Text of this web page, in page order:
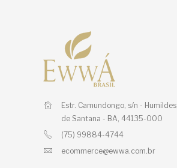
Estr. Camundongo, s/n - Humildes,
de Santana - BA, 44135-000
(75) 99884-4744
ecommerce@ewwa.com.br